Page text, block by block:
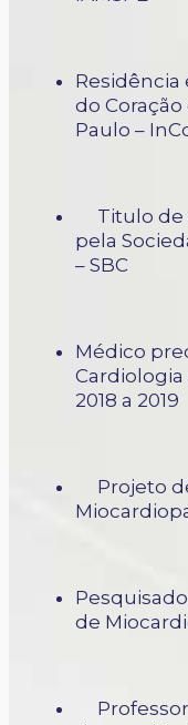
do
Paulo –
Titulo de
pela
– SBC
Médico
Cardiologia
2018 a 2019
Projeto
de
Professor